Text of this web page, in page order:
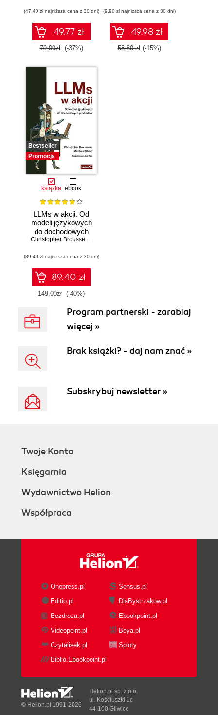
modelach
językowych w
praktyce
(47,40 zł najniższa cena z 30 dni)
49.77 zł
79.00zł (-37%)
(9,90 zł najniższa cena z 30 dni)
49.98 zł
58.80 zł (-15%)
Bestseller
Promocja
książka ebook
LLMs w akcji. Od
modeli językowych
do dochodowych
produktów
Christopher Brousseau
(89,40 zł najniższa cena z 30 dni)
89.40 zł
149.00zł (-40%)
Program partnerski - zarabiaj
więcej »
Brak książki? - daj nam znać »
Subskrybuj newsletter »
Twoje Konto
Księgarnia
Wydawnictwo Helion
Współpraca
Onepress.pl
Sensus.pl
Editio.pl
DlaBystrzakow.pl
Bezdroza.pl
Ebookpoint.pl
Videopoint.pl
Beya.pl
Czytalisek.pl
Sploty
Biblio.Ebookpoint.pl
© Helion.pl 1991-2026
Helion.pl sp. z o.o.
ul. Kościuszki 1c
44-100 Gliwice